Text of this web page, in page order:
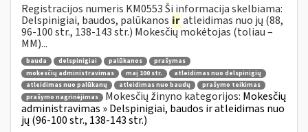
Registracijos numeris KM0553 Ši informacija skelbiama:
Delspinigiai, baudos, palūkanos iratleidimas nuo jų (88,
96-100 str., 138-143 str.) Mokesčių mokėtojas (toliau –
MM)...
bauda delspinigiai palūkanos
prašymas
mokesčių administravimas
maį 100 str.
atleidimas nuo delspinigių
atleidimas nuo palūkanų
atleidimas nuo baudų
prašymo teikimas
prašymo nagrinėjimas
Mokesčių žinyno kategorijos: Mokesčių
administravimas » Delspinigiai, baudos ir atleidimas nuo
jų (96-100 str., 138-143 str.)